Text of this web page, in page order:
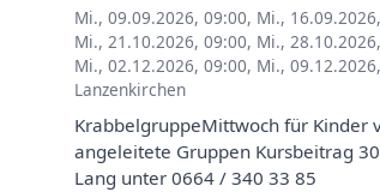
Mi., 09.09.2026, 09:00, Mi.,
Mi., 21.10.2026, 09:00, Mi.,
Mi., 02.12.2026, 09:00, Mi.,
Lanzenkirchen
KrabbelgruppeMittwoch für Kinder
angeleitete Gruppen Kursbeitrag
Lang unter 0664 / 340 33 85